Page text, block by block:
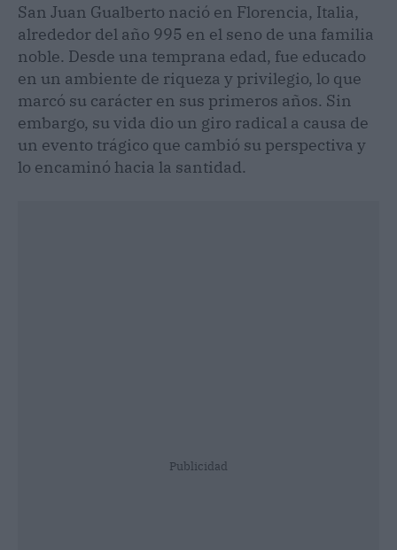
San Juan Gualberto nació en Florencia, Italia,
alrededor del año 995 en el seno de una familia
noble. Desde una temprana edad, fue educado
en un ambiente de riqueza y privilegio, lo que
marcó su carácter en sus primeros años. Sin
embargo, su vida dio un giro radical a causa de
un evento trágico que cambió su perspectiva y
lo encaminó hacia la santidad.
Publicidad